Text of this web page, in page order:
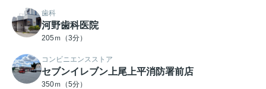
歯科
河野歯科医院
205ｍ（3分）
コンビニエンスストア
セブンイレブン上尾上平消防署前店
350ｍ（5分）